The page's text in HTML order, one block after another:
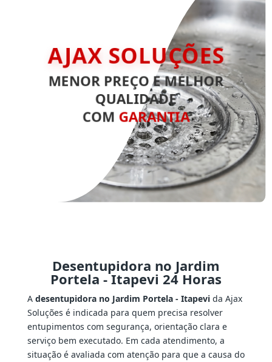
AJAX SOLUÇÕES
MENOR PREÇO E MELHOR
QUALIDADE
COM GARANTIA
Desentupidora no Jardim
Portela - Itapevi 24 Horas
A desentupidora no Jardim Portela - Itapevida Ajax
Soluções é indicada para quem precisa resolver
entupimentos com segurança, orientação clara e
serviço bem executado. Em cada atendimento, a
situação é avaliada com atenção para que a causa do